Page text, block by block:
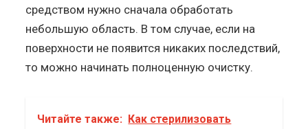
средством нужно сначала обработать
небольшую область. В том случае, если на
поверхности не появится никаких последствий,
то можно начинать полноценную очистку.
Читайте также: Как стерилизовать